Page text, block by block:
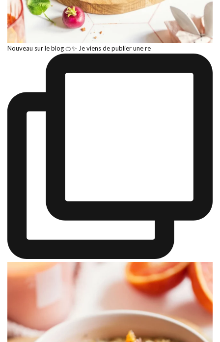
Nouveau sur le blog 🍊✨ Je viens de publier une re